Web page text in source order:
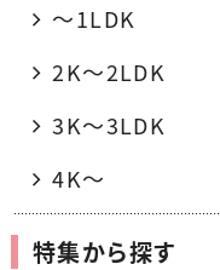
〜1LDK
2K〜2LDK
3K〜3LDK
4K〜
特集から探す